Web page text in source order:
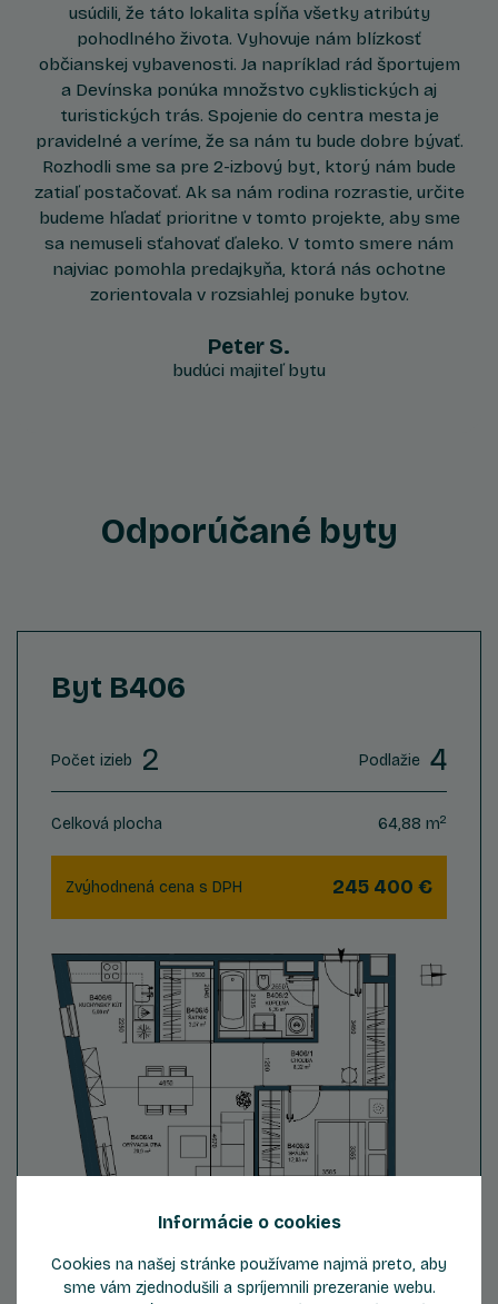
usúdili, že táto lokalita spĺňa všetky atribúty
pohodlného života. Vyhovuje nám blízkosť
občianskej vybavenosti. Ja napríklad rád športujem
a Devínska ponúka množstvo cyklistických aj
turistických trás. Spojenie do centra mesta je
pravidelné a veríme, že sa nám tu bude dobre bývať.
Rozhodli sme sa pre 2-izbový byt, ktorý nám bude
zatiaľ postačovať. Ak sa nám rodina rozrastie, určite
budeme hľadať prioritne v tomto projekte, aby sme
sa nemuseli sťahovať ďaleko. V tomto smere nám
najviac pomohla predajkyňa, ktorá nás ochotne
zorientovala v rozsiahlej ponuke bytov.
Peter S.
budúci majiteľ bytu
Odporúčané byty
Byt B406
Počet izieb 2 Podlažie 4
Celková plocha 64,88 m2
Zvýhodnená cena s DPH 245 400 €
Informácie o cookies
Cookies na našej stránke používame najmä preto, aby
sme vám zjednodušili a spríjemnili prezeranie webu.